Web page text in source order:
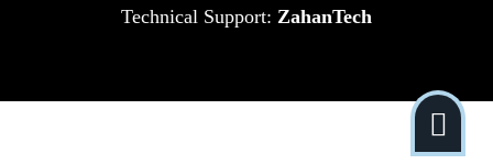
Technical Support: ZahanTech